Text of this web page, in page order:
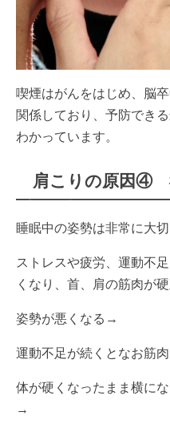
喫煙はがんをはじめ、脳
関係しており、予防でき
わかっています。
肩こりの原因④
睡眠中の姿勢は非常に大切
ストレスや疲労、運動不
くなり、首、肩の筋肉が
姿勢が悪くなる→
運動不足が続くとなお筋
体が硬くなったまま横に
→